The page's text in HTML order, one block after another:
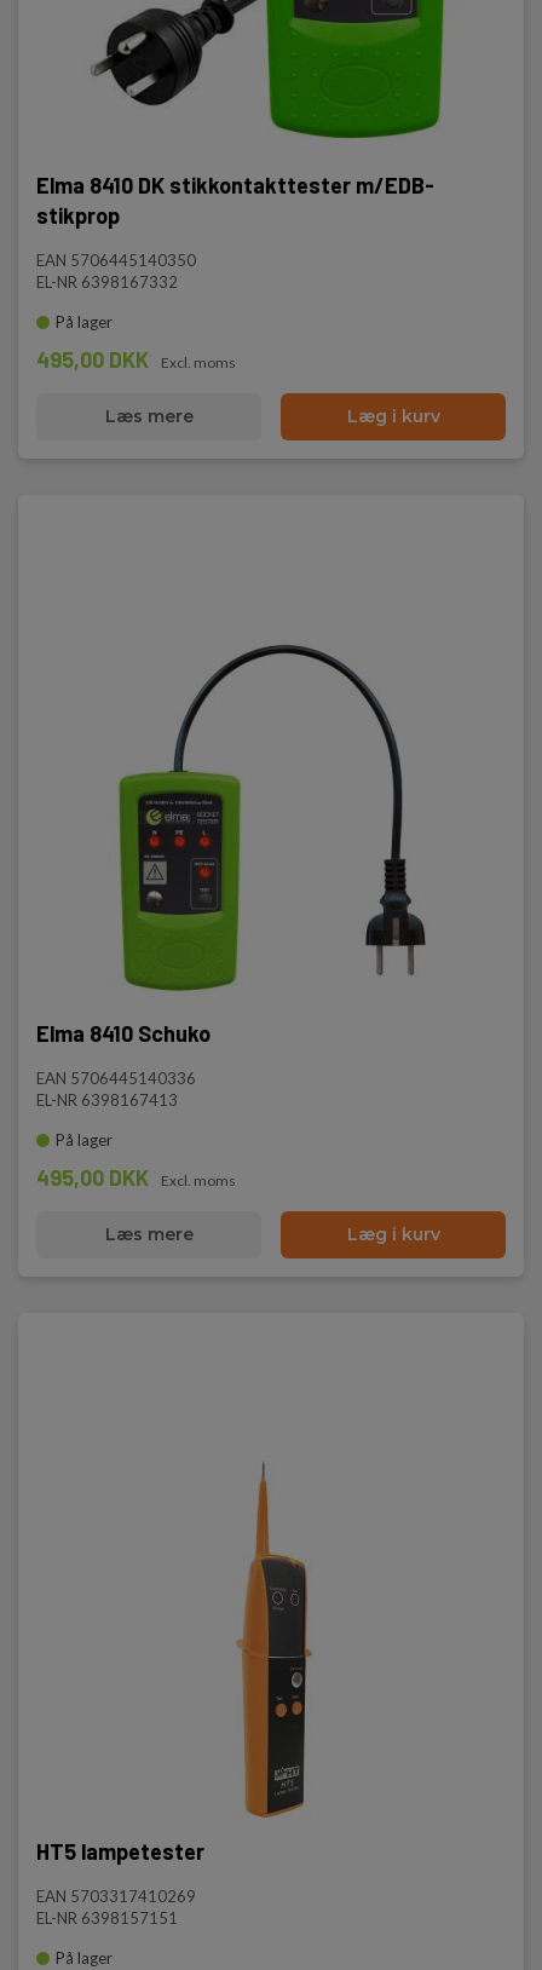
Elma 8410 DK stikkontakttester m/EDB-
stikprop
EAN 5706445140350
EL-NR 6398167332
På lager
495,00 DKK Excl. moms
Læs mere Læg i kurv
Elma 8410 Schuko
EAN 5706445140336
EL-NR 6398167413
På lager
495,00 DKK Excl. moms
Læs mere Læg i kurv
HT5 lampetester
EAN 5703317410269
EL-NR 6398157151
På lager